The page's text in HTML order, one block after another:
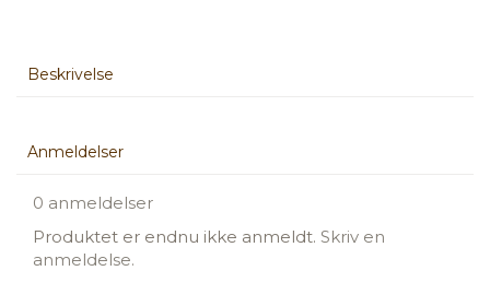
Beskrivelse
Anmeldelser
0 anmeldelser
Produktet er endnu ikke anmeldt. Skriv en
anmeldelse.